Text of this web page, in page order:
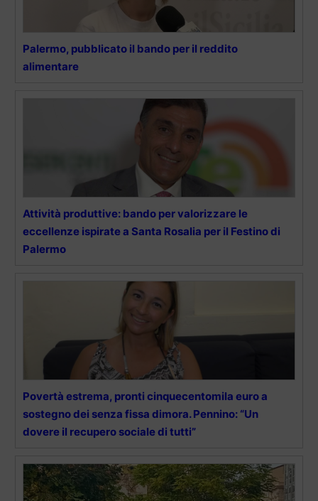
Palermo, pubblicato il bando per il reddito
alimentare
Attività produttive: bando per valorizzare le
eccellenze ispirate a Santa Rosalia per il Festino di
Palermo
Povertà estrema, pronti cinquecentomila euro a
sostegno dei senza fissa dimora. Pennino: “Un
dovere il recupero sociale di tutti”